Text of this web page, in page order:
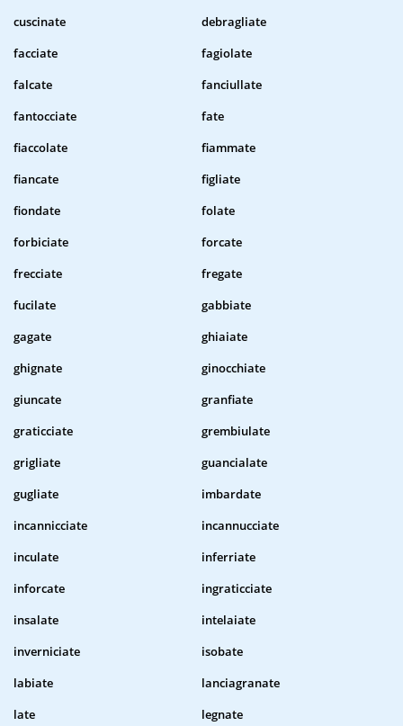
cuscinate
debragliate
facciate
fagiolate
falcate
fanciullate
fantocciate
fate
fiaccolate
fiammate
fiancate
figliate
fiondate
folate
forbiciate
forcate
frecciate
fregate
fucilate
gabbiate
gagate
ghiaiate
ghignate
ginocchiate
giuncate
granfiate
graticciate
grembiulate
grigliate
guancialate
gugliate
imbardate
incannicciate
incannucciate
inculate
inferriate
inforcate
ingraticciate
insalate
intelaiate
inverniciate
isobate
labiate
lanciagranate
late
legnate